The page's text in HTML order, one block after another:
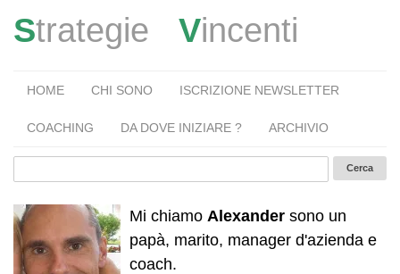
Strategie Vincenti
HOME CHI SONO ISCRIZIONE NEWSLETTER
COACHING DA DOVE INIZIARE ? ARCHIVIO
Mi chiamo Alexander sono un
papà, marito, manager d'azienda e
coach.